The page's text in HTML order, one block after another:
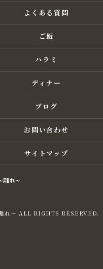
よくある質問
ご飯
ハラミ
ディナー
ブログ
お問い合わせ
サイトマップ
れ～ ALL RIGHTS RESERVED.